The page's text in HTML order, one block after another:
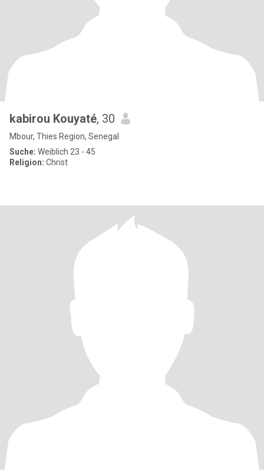
kabirou Kouyaté, 30
Mbour, Thies Region, Senegal
Suche: Weiblich 23 - 45
Religion: Christ